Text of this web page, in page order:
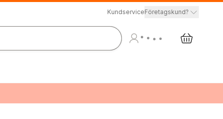
KundserviceFöretagskund?